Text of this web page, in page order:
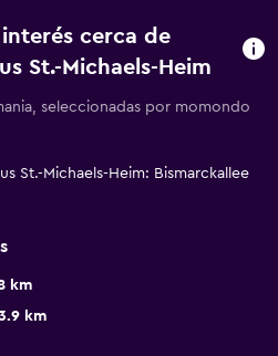
cerca de
St.-Michaels-Heim
seleccionadas por momondo
St.-Michaels-Heim: Bismarckallee
km
km